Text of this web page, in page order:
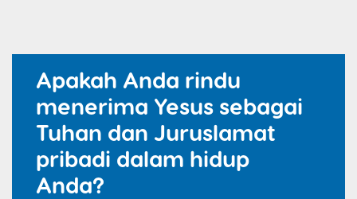
Apakah Anda rindu
menerima Yesus sebagai
Tuhan dan Juruslamat
pribadi dalam hidup
Anda?